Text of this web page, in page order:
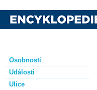
Osobnosti
Události
Ulice